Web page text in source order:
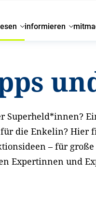
informieren
Superheld*innen?
die Enkelin? Hier
– für
Expertinnen und